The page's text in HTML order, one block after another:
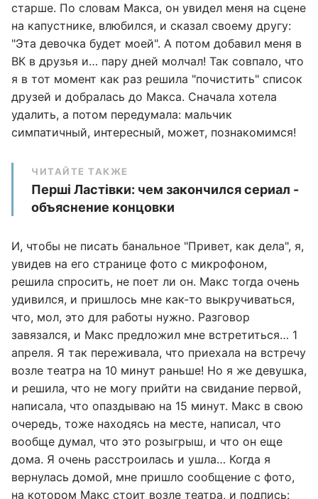
старше. По словам Макса, он увидел меня на сцене
на капустнике, влюбился, и сказал своему другу:
"Эта девочка будет моей". А потом добавил меня в
ВК в друзья и… пару дней молчал! Так совпало, что
я в тот момент как раз решила "почистить" список
друзей и добралась до Макса. Сначала хотела
удалить, а потом передумала: мальчик
симпатичный, интересный, может, познакомимся!
ЧИТАЙТЕ ТАКЖЕ
Перші Ластівки: чем закончился сериал -
объяснение концовки
И, чтобы не писать банальное "Привет, как дела", я,
увидев на его странице фото с микрофоном,
решила спросить, не поет ли он. Макс тогда очень
удивился, и пришлось мне как-то выкручиваться,
что, мол, это для работы нужно. Разговор
завязался, и Макс предложил мне встретиться… 1
апреля. Я так переживала, что приехала на встречу
возле театра на 10 минут раньше! Но я же девушка,
и решила, что не могу прийти на свидание первой,
написала, что опаздываю на 15 минут. Макс в свою
очередь, тоже находясь на месте, написал, что
вообще думал, что это розыгрыш, и что он еще
дома. Я очень расстроилась и ушла… Когда я
вернулась домой, мне пришло сообщение с фото,
на котором Макс стоит возле театра, и подпись: